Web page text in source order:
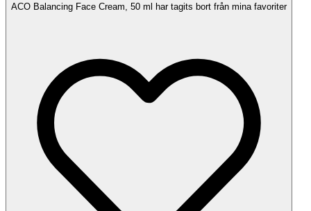
ACO Balancing Face Cream, 50 ml har tagits bort från mina favoriter